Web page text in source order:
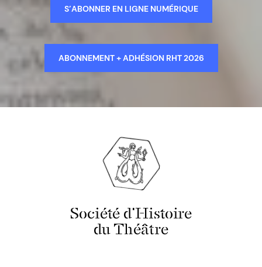
S’ABONNER EN LIGNE NUMÉRIQUE
ABONNEMENT + ADHÉSION RHT 2026
Société d'Histoire
du Théâtre